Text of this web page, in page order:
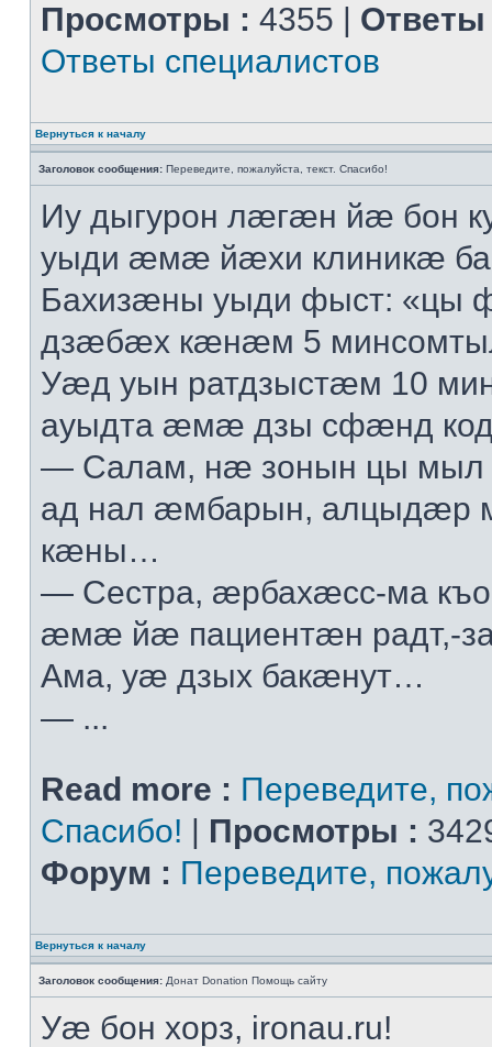
Просмотры : 4355 | Ответы
Ответы специалистов
Вернуться к началу
Заголовок сообщения: Переведите, пожалуйста, текст. Спасибо!
Иу дыгурон лæгæн йæ бон
уыди æмæ йæхи клиникæ
Бахизæны уыди фыст: «цы
дзæбæх кæнæм 5
Уæд уын ратдзыстæм 10
ауыдта æмæ дзы сфæнд
— Салам, нæ зонын цы
ад нал æмбарын, алцыдæр
кæны…
— Сестра, æрбахæсс-ма
æмæ йæ пациентæн радт,-
Ама, уæ дзых бакæнут…
— ...
Read more : Переведите,
Спасибо! | Просмотры :
Форум : Переведите,
Вернуться к началу
Заголовок сообщения: Донат Donation Помощь сайту
Уӕ бон хорз, ironau.ru!